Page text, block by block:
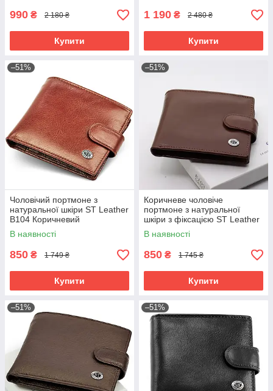
990 ₴ 2 180 ₴
Купити
1 190 ₴ 2 480 ₴
Купити
–51%
Чоловічий портмоне з
натуральної шкіри ST Leather
B104 Коричневий
В наявності
850 ₴ 1 749 ₴
Купити
–51%
Коричневе чоловіче
портмоне з натуральної
шкіри з фіксацією ST Leather
ST103
В наявності
850 ₴ 1 745 ₴
Купити
–51% –51%